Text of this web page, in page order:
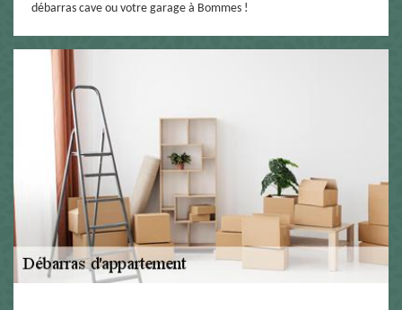
débarras cave ou votre garage à Bommes !